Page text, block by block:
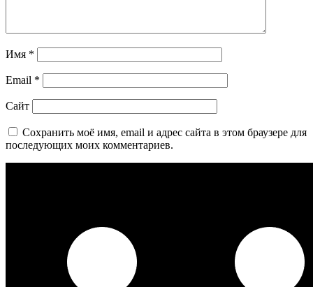
Имя *
Email *
Сайт
Сохранить моё имя, email и адрес сайта в этом браузере для
последующих моих комментариев.